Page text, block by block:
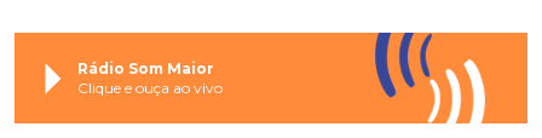
Rádio Som Maior
Clique e ouça ao vivo